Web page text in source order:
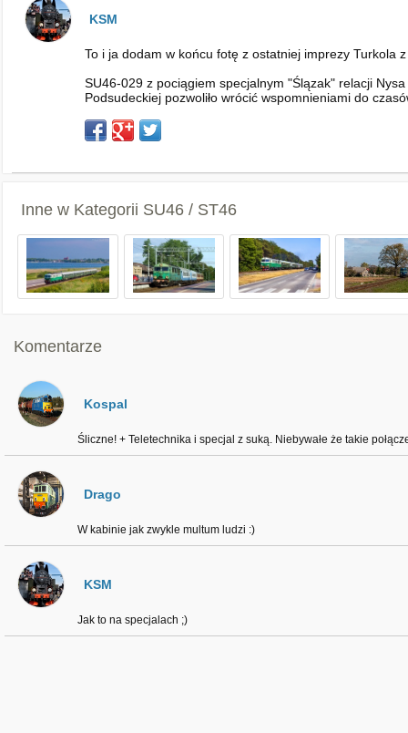
KSM
To i ja dodam w końcu fotę z ostatniej imprezy Turkola
SU46-029 z pociągiem specjalnym "Ślązak" relacji
Podsudeckiej pozwoliło wrócić wspomnieniami do
Inne w Kategorii SU46 / ST46
Komentarze
Kospal
Śliczne! + Teletechnika i specjal z suką. Niebywałe że takie
Drago
W kabinie jak zwykle multum ludzi :)
KSM
Jak to na specjalach ;)